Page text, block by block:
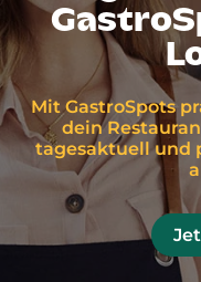
Mit GastroSpots
dein
tagesaktuell und